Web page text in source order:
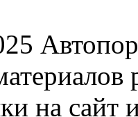
на сайт